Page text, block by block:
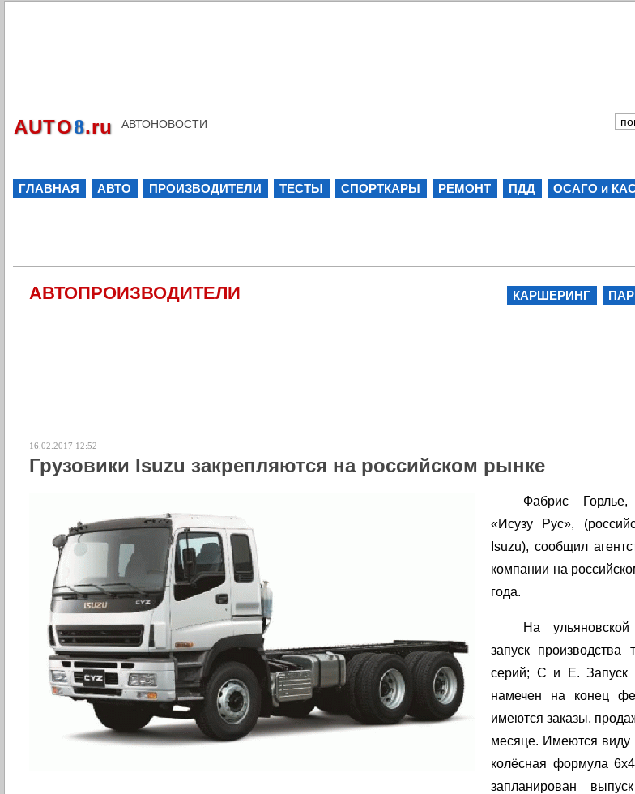
AUTO8.ru АВТОНОВОСТИ
ГЛАВНАЯ АВТО ПРОИЗВОДИТЕЛИ ТЕСТЫ СПОРТКАРЫ РЕМОНТ ПДД ОСАГО и
АВТОПРОИЗВОДИТЕЛИ КАРШЕРИНГ
16.02.2017 12:52
Грузовики Isuzu закрепляются на российском рынке
Фабрис Горлье,
«Исузу Рус»,
Isuzu), сообщил
компании на
года.
На
запуск производства
серий; С и Е. Запуск
намечен на конец
имеются заказы,
месяце. Имеются виду
колёсная формула
запланирован